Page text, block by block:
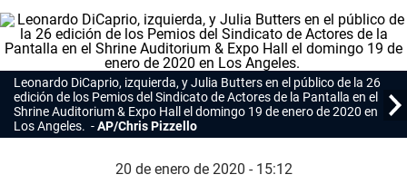
Leonardo DiCaprio, izquierda, y Julia Butters en el público de la 26
edición de los Pemios del Sindicato de Actores de la Pantalla en el
Shrine Auditorium & Expo Hall el domingo 19 de enero de 2020 en
Los Angeles.
AP/Chris Pizzello
20 de enero de 2020 - 15:12